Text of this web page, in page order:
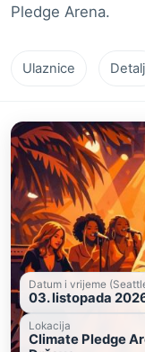
Pledge Arena.
Ulaznice
Datum i vrijeme
03. listopada
Lokacija
Climate Pledge